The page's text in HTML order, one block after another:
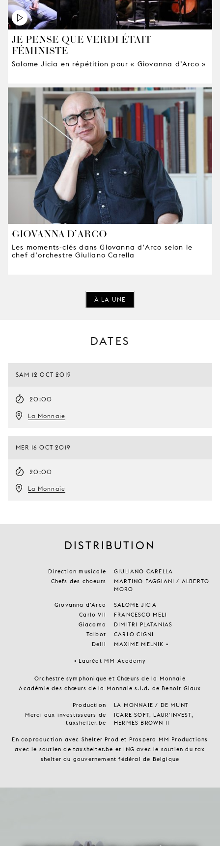
JE PENSE QUE VERDI ÉTAIT
FÉMINISTE
Salome Jicia en répétition pour « Giovanna d’Arco »
GIOVANNA D’ARCO
Les moments-clés dans Giovanna d’Arco selon le
chef d’orchestre Giuliano Carella
À LA UNE
DATES
SAM 12 OCT 2019
20:00
La Monnaie
MER 16 OCT 2019
20:00
La Monnaie
DISTRIBUTION
Direction musicale
GIULIANO CARELLA
Chefs des choeurs
MARTINO FAGGIANI / ALBERTO
MORO
Giovanna d’Arco
SALOME JICIA
Carlo VII
FRANCESCO MELI
Giacomo
DIMITRI PLATANIAS
Talbot
CARLO CIGNI
Delil
MAXIME MELNIK •
• Lauréat MM Academy
Orchestre symphonique et Chœurs de la Monnaie
Académie des chœurs de la Monnaie s.l.d. de Benoît Giaux
Production
LA MONNAIE / DE MUNT
Merci aux investisseurs de
taxshelter.be
ICARE SOFT, LAUR'INVEST,
HERMES BROWN II
En coproduction avec Shelter Prod et Prospero MM Productions
avec le soutien de taxshelter.be et ING avec le soutien du tax
shelter du gouvernement fédéral de Belgique